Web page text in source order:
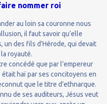
nommer roi
au loin sa couronne nous
il faut savoir qu’elle
un des fils d’Hérode, qui devait
royauté.
concédé que par l’empereur
haï par ses concitoyens en
que le titre d’ethnarque.
de ses auditeurs, Jésus veut